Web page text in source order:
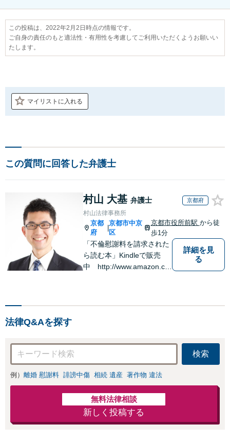
この投稿は、2022年2月2日時点の情報です。
ご自身の責任のもと適法性・有用性を考慮してご利用いただくようお願いい
たします。
マイリストに入れる
この質問に回答した弁護士
村山 大基 弁護士 京都府
村山法律事務所
京都
府
|
京都市中京
区
京都市役所前駅 から徒
歩1分
「不倫慰謝料を請求された
ら読む本」Kindleで販売
中 http://www.amazon.co.
詳細を見
る
法律Q&Aを探す
検索
例） 離婚 慰謝料 誹謗中傷 相続 遺産 著作物 違法
無料法律相談
新しく投稿する